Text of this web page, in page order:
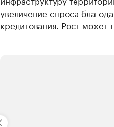
увеличение спроса
кредитования. Рост может